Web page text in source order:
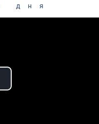
дня
Video